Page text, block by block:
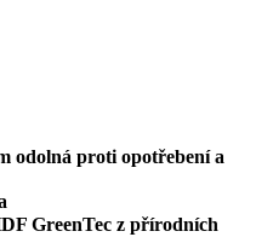
odolná proti opotřebení a
GreenTec z přírodních